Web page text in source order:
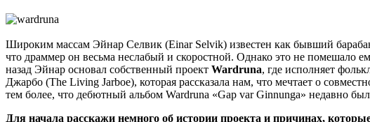
Широким массам Эйнар Селвик (Einar Selvik) известен как бывший
что драммер он весьма неслабый и скоростной. Однако это не помешало
назад Эйнар основал собственный проект Wardruna, где исполняет
Джарбо (The Living Jarboe), которая рассказала нам, что мечтает о
тем более, что дебютный альбом Wardruna «Gap var Ginnunga» недавно
Для начала расскажи немного об истории проекта и причинах,